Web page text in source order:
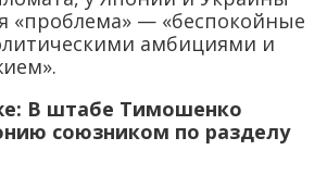
«проблема» — «беспокойные
амбициями и
В штабе Тимошенко
союзником по разделу